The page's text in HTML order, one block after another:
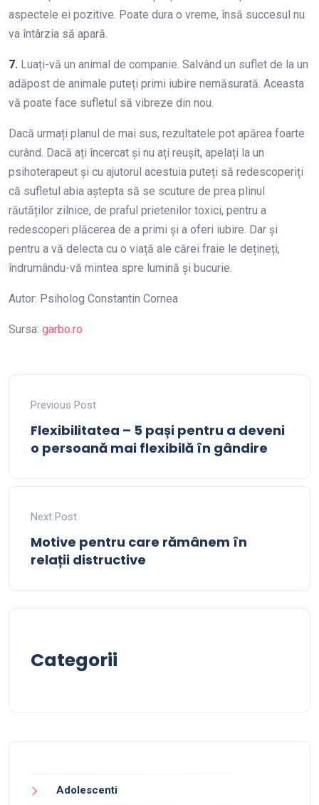
aspectele ei pozitive. Poate dura o vreme, însă succesul nu
va întârzia să apară.
7. Luați-vă un animal de companie. Salvând un suflet de la un
adăpost de animale puteți primi iubire nemăsurată. Aceasta
vă poate face sufletul să vibreze din nou.
Dacă urmați planul de mai sus, rezultatele pot apărea foarte
curând. Dacă ați încercat și nu ați reușit, apelați la un
psihoterapeut și cu ajutorul acestuia puteți să redescoperiți
că sufletul abia aștepta să se scuture de prea plinul
răutăților zilnice, de praful prietenilor toxici, pentru a
redescoperi plăcerea de a primi și a oferi iubire. Dar și
pentru a vă delecta cu o viață ale cărei fraie le dețineți,
îndrumându-vă mintea spre lumină și bucurie.
Autor: Psiholog Constantin Cornea
Sursa: garbo.ro
Previous Post
Flexibilitatea – 5 pași pentru a deveni
o persoană mai flexibilă în gândire
Next Post
Motive pentru care rămânem în
relații distructive
Categorii
Adolescenti